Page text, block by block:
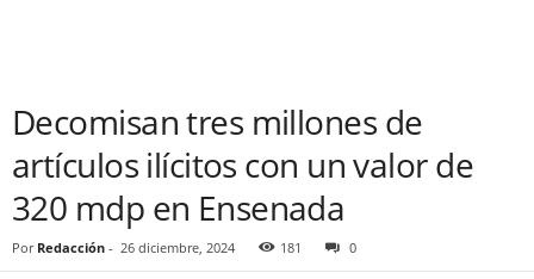
Decomisan tres millones de
artículos ilícitos con un valor de
320 mdp en Ensenada
Por Redacción - 26 diciembre, 2024 181 0